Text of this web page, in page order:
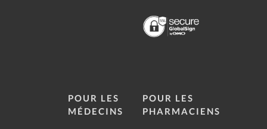
POUR LES
MÉDECINS
POUR LES
PHARMACIENS